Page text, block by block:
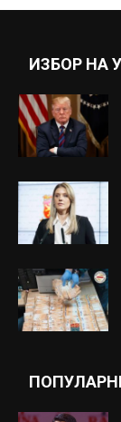
ИЗБОР НА